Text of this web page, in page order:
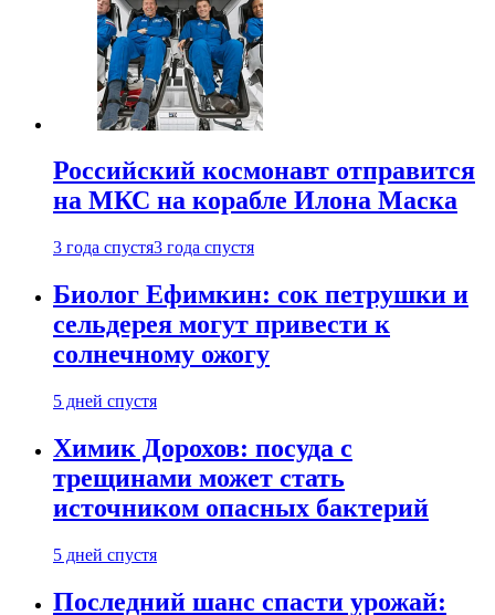
Российский космонавт отправится
на МКС на корабле Илона Маска
3 года спустя3 года спустя
Биолог Ефимкин: сок петрушки и
сельдерея могут привести к
солнечному ожогу
5 дней спустя
Химик Дорохов: посуда с
трещинами может стать
источником опасных бактерий
5 дней спустя
Последний шанс спасти урожай: